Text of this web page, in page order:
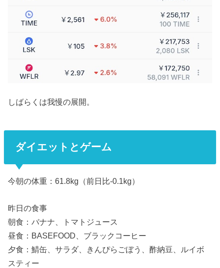
しばらくは我慢の展開。
ダイエットとゲーム
今朝の体重：61.8kg（前日比-0.1kg）
昨日の食事
朝食：バナナ、トマトジュース
昼食：BASEFOOD、ブラックコーヒー
夕食：鯖缶、サラダ、きんぴらごぼう、酢納豆、ルイボ
スティー